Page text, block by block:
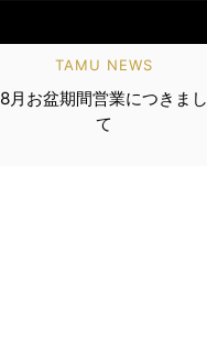
TAMU NEWS
8月お盆期間営業につきまし
て